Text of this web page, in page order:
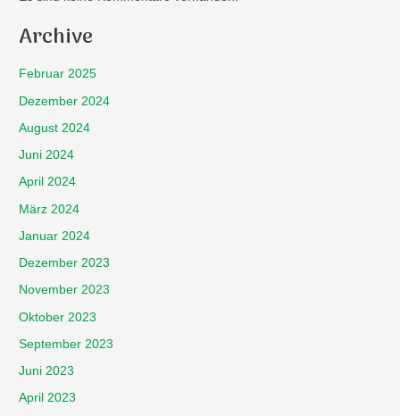
Archive
Februar 2025
Dezember 2024
August 2024
Juni 2024
April 2024
März 2024
Januar 2024
Dezember 2023
November 2023
Oktober 2023
September 2023
Juni 2023
April 2023